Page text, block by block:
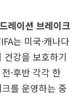
레이션 브레이크
는 미국·캐나다
건강을 보호하기
·후반 각각 한
를 운영하는 중